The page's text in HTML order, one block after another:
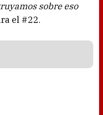
sobre eso
el #22.